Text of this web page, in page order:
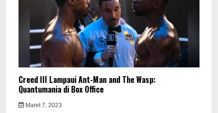
Creed III Lampaui Ant-Man and The Wasp:
Quantumania di Box Office
Maret 7, 2023